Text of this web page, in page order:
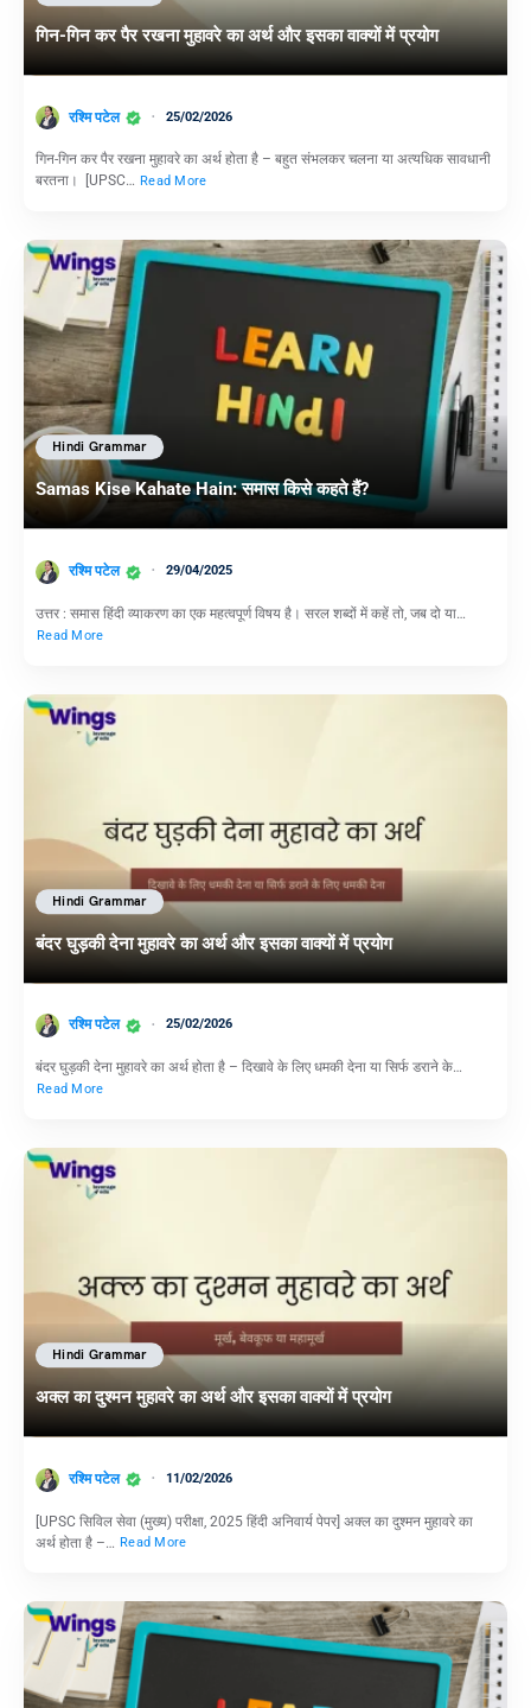
गिन-गिन कर पैर रखना मुहावरे का अर्थ और इसका वाक्यों में प्रयोग
रश्मि पटेल 25/02/2026
गिन-गिन कर पैर रखना मुहावरे का अर्थ होता है – बहुत संभलकर चलना या अत्यधिक सावधानी
बरतना। [UPSC… Read More
Hindi Grammar
Samas Kise Kahate Hain: समास किसे कहते हैं?
रश्मि पटेल 29/04/2025
उत्तर : समास हिंदी व्याकरण का एक महत्वपूर्ण विषय है। सरल शब्दों में कहें तो, जब दो या…
Read More
Hindi Grammar
बंदर घुड़की देना मुहावरे का अर्थ और इसका वाक्यों में प्रयोग
रश्मि पटेल 25/02/2026
बंदर घुड़की देना मुहावरे का अर्थ होता है – दिखावे के लिए धमकी देना या सिर्फ डराने के…
Read More
Hindi Grammar
अक्ल का दुश्मन मुहावरे का अर्थ और इसका वाक्यों में प्रयोग
रश्मि पटेल 11/02/2026
[UPSC सिविल सेवा (मुख्य) परीक्षा, 2025 हिंदी अनिवार्य पेपर] अक्ल का दुश्मन मुहावरे का
अर्थ होता है –… Read More